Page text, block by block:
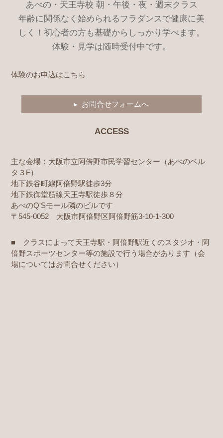
あべの・天王寺校 朝・午後・夜・週末クラス
年齢に関係なく始められるフラダンスで健康に美
しく！初心者の方も基礎からしっかり学べます。
体験・見学は随時受付中です。
体験のお申込はこちら
▸ お問合せフォームへ
ACCESS
主な会場：大阪市立阿倍野市民学習センター（あべのベル
タ３F）
地下鉄谷町線阿倍野駅徒歩3分
地下鉄御堂筋線天王寺駅徒歩８分
あべのQ'Sモール隣のビルです
〒545-0052 大阪市阿倍野区阿倍野筋3-10-1-300
■ クラスによって天王寺駅・阿倍野駅近くのスタジオ・阿
倍野スポーツセンター等の施設で行う場合があります（会
場についてはお問合せください）